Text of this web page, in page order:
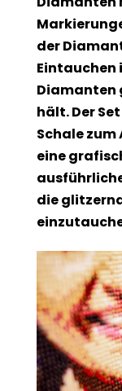
der
Eintauchen
Diamanten
hält. Der
Schale
eine
die